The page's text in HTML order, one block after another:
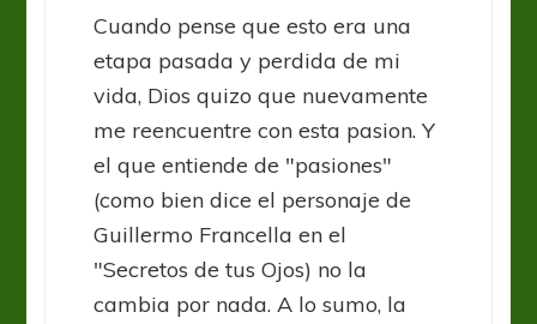
Cuando pense que esto era una
etapa pasada y perdida de mi
vida, Dios quizo que nuevamente
me reencuentre con esta pasion. Y
el que entiende de "pasiones"
(como bien dice el personaje de
Guillermo Francella en el
"Secretos de tus Ojos) no la
cambia por nada. A lo sumo, la